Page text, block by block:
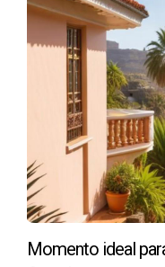
experto como Victor
proporcionarte una
inmobiliario. No dudes
asesoramiento
obtienes el mejor trato
¡No esperes
Santana hoy
Momento ideal